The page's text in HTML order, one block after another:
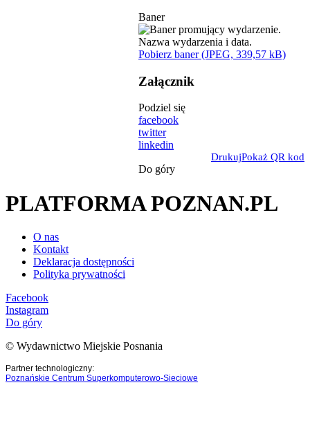
Baner
Pobierz baner (JPEG, 339,57 kB)
Załącznik
Podziel się
facebook
twitter
linkedin
DrukujPokaż QR kod
Do góry
PLATFORMA POZNAN.PL
O nas
Kontakt
Deklaracja dostępności
Polityka prywatności
Facebook
Instagram
Do góry
© Wydawnictwo Miejskie Posnania
Partner technologiczny:
Poznańskie Centrum Superkomputerowo-Sieciowe